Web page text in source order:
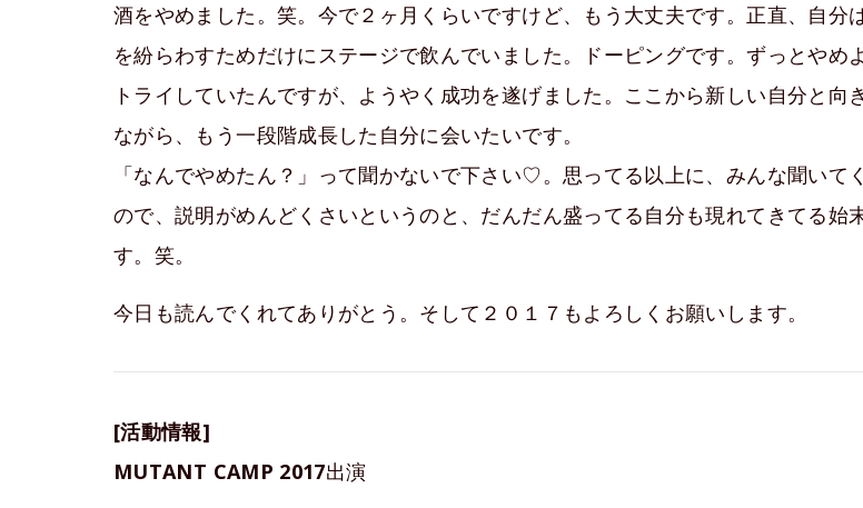
酒をやめました。笑。今で２ヶ月くらいですけど、もう大丈夫です。正直、自分
を紛らわすためだけにステージで飲んでいました。ドーピングです。ずっとやめ
トライしていたんですが、ようやく成功を遂げました。ここから新しい自分と向
ながら、もう一段階成長した自分に会いたいです。
「なんでやめたん？」って聞かないで下さい♡。思ってる以上に、みんな聞いて
ので、説明がめんどくさいというのと、だんだん盛ってる自分も現れてきてる始
す。笑。
今日も読んでくれてありがとう。そして２０１７もよろしくお願いします。
[活動情報]
MUTANT CAMP 2017出演